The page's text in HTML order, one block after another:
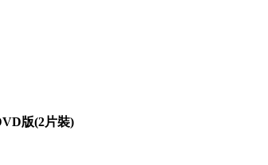
版(2片裝)